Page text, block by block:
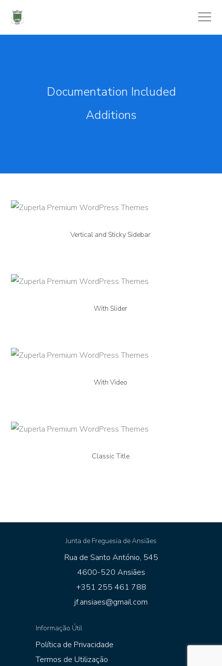
Documentation Included
Additions
Vertical and Sticky Sidebar
With Slider
With Video
Classic Title
Junta de Freguesia de Ansiães
Rua de Santo António, 545
4600-520 Ansiães
+351 255 461 788
jf.ansiaes@gmail.com
Informação Útil
Política de Privacidade
Termos de Utilização